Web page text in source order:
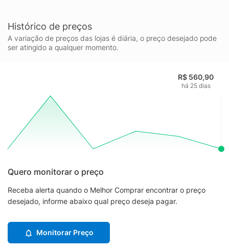
Histórico de preços
A variação de preços das lojas é diária, o preço desejado pode
ser atingido a qualquer momento.
R$ 560,90
há 25 dias
Quero monitorar o preço
Receba alerta quando o Melhor Comprar encontrar o preço
desejado, informe abaixo qual preço deseja pagar.
Monitorar Preço